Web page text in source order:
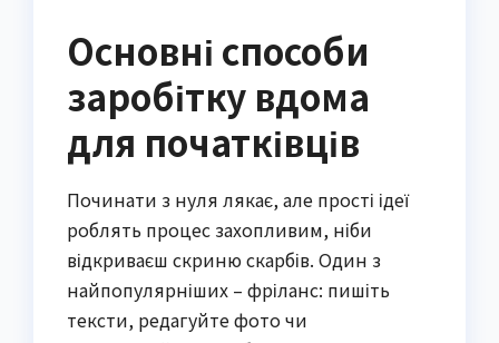
Основні способи
заробітку вдома
для початківців
Починати з нуля лякає, але прості ідеї
роблять процес захопливим, ніби
відкриваєш скриню скарбів. Один з
найпопулярніших – фріланс: пишіть
тексти, редагуйте фото чи